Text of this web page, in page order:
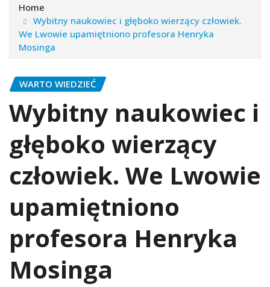
Home
Wybitny naukowiec i głęboko wierzący człowiek.
We Lwowie upamiętniono profesora Henryka
Mosinga
WARTO WIEDZIEĆ
Wybitny naukowiec i
głęboko wierzący
człowiek. We Lwowie
upamiętniono
profesora Henryka
Mosinga